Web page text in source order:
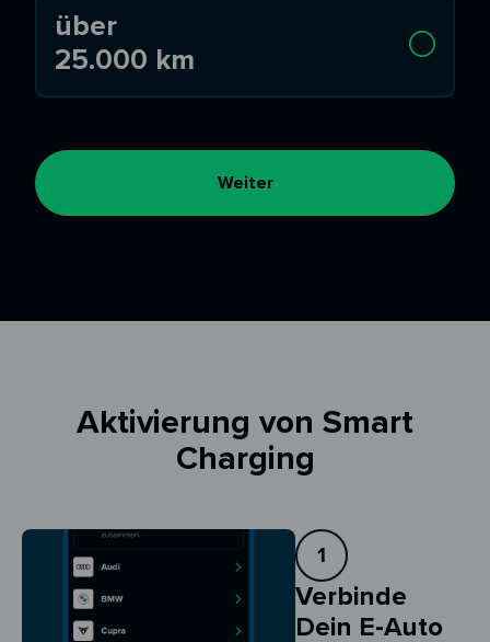
über
25.000 km
Weiter
Aktivierung von Smart
Charging
1
Verbinde
Dein E-Auto